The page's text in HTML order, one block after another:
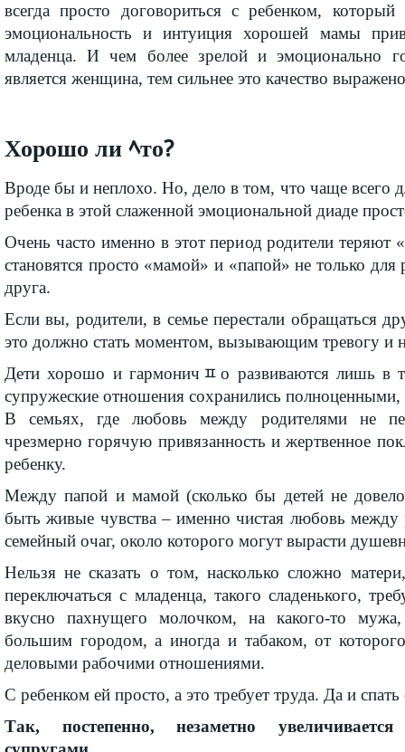
всегда просто договориться с ребенком,
эмоциональность и интуиция хорошей мамы
младенца. И чем более зрелой и эмоционально
является женщина, тем сильнее это качество
Хорошо ли ﾍто?
Вроде бы и неплохо. Но, дело в том, что чаще всего
ребенка в этой слаженной эмоциональной диаде
Очень часто именно в этот период родители теряют
становятся просто «мамой» и «папой» не только для
друга.
Если вы, родители, в семье перестали обращаться
это должно стать моментом, вызывающим тревогу и
Дети хорошо и гармоничﾽо развиваются лишь в
супружеские отношения сохранились
В семьях, где любовь между родителями не
чрезмерно горячую привязанность и жертвенное
ребенку.
Между папой и мамой (сколько бы детей не
быть живые чувства – именно чистая любовь между
семейный очаг, около которого могут вырасти
Нельзя не сказать о том, насколько сложно
переключаться с младенца, такого сладенького,
вкусно пахнущего молочком, на какого-то
большим городом, а иногда и табаком, от
деловыми рабочими отношениями.
С ребенком ей просто, а это требует труда. Да и спать
Так, постепенно, незаметно